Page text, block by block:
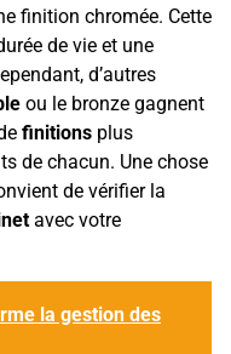
finition chromée. Cette
de vie et une
d’autres
ou le bronze gagnent
finitions plus
de chacun. Une chose
de vérifier la
avec votre
la gestion des